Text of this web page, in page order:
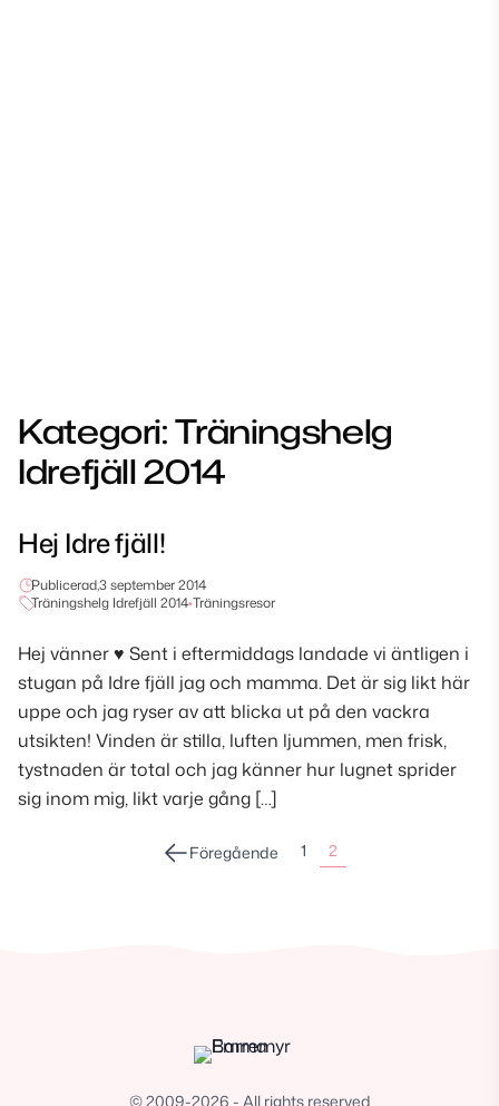
Kategori:Träningshelg
Idrefjäll 2014
Hej Idre fjäll!
Publicerad,3 september 2014
Träningshelg Idrefjäll 2014•Träningsresor
Hej vänner ♥ Sent i eftermiddags landade vi äntligen i
stugan på Idre fjäll jag och mamma. Det är sig likt här
uppe och jag ryser av att blicka ut på den vackra
utsikten! Vinden är stilla, luften ljummen, men frisk,
tystnaden är total och jag känner hur lugnet sprider
sig inom mig, likt varje gång […]
Föregående 1 2
© 2009-2026 - All rights reserved